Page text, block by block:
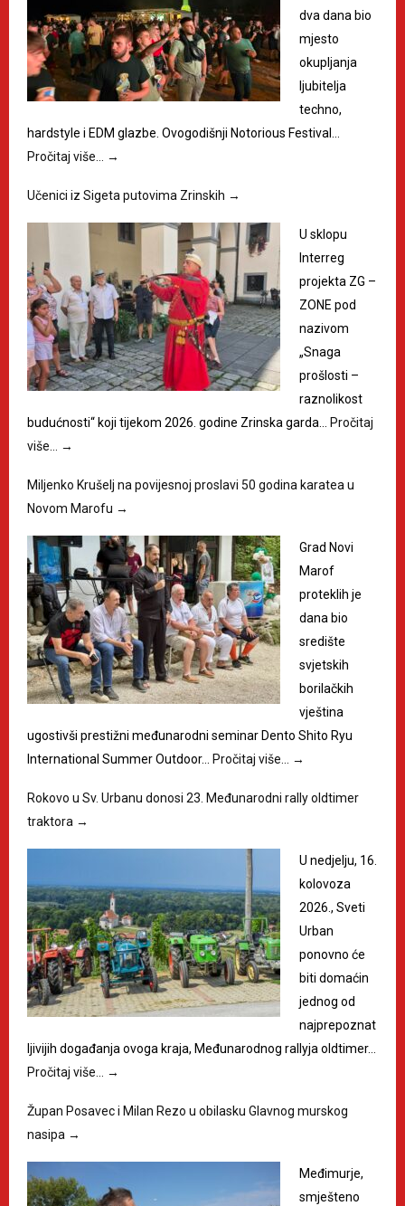
dva dana bio
mjesto
okupljanja
ljubitelja
techno,
hardstyle i EDM glazbe. Ovogodišnji Notorious Festival…
Pročitaj više…
→
Učenici iz Sigeta putovima Zrinskih →
U sklopu
Interreg
projekta ZG –
ZONE pod
nazivom
„Snaga
prošlosti –
raznolikost
budućnosti“ koji tijekom 2026. godine Zrinska garda…
Pročitaj
više…
→
Miljenko Krušelj na povijesnoj proslavi 50 godina karatea u
Novom Marofu →
Grad Novi
Marof
proteklih je
dana bio
središte
svjetskih
borilačkih
vještina
ugostivši prestižni međunarodni seminar Dento Shito Ryu
International Summer Outdoor…
Pročitaj više… →
Rokovo u Sv. Urbanu donosi 23. Međunarodni rally oldtimer
traktora →
U nedjelju, 16.
kolovoza
2026., Sveti
Urban
ponovno će
biti domaćin
jednog od
najprepoznat
ljivijih događanja ovoga kraja, Međunarodnog rallyja oldtimer…
Pročitaj više…
→
Župan Posavec i Milan Rezo u obilasku Glavnog murskog
nasipa →
Međimurje,
smješteno